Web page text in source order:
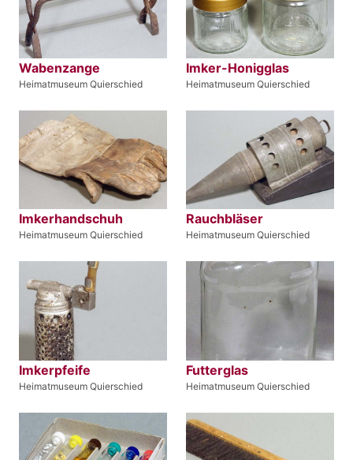
Wabenzange
Heimatmuseum Quierschied
Imker-Honigglas
Heimatmuseum Quierschied
Imkerhandschuh
Heimatmuseum Quierschied
Rauchbläser
Heimatmuseum Quierschied
Imkerpfeife
Heimatmuseum Quierschied
Futterglas
Heimatmuseum Quierschied